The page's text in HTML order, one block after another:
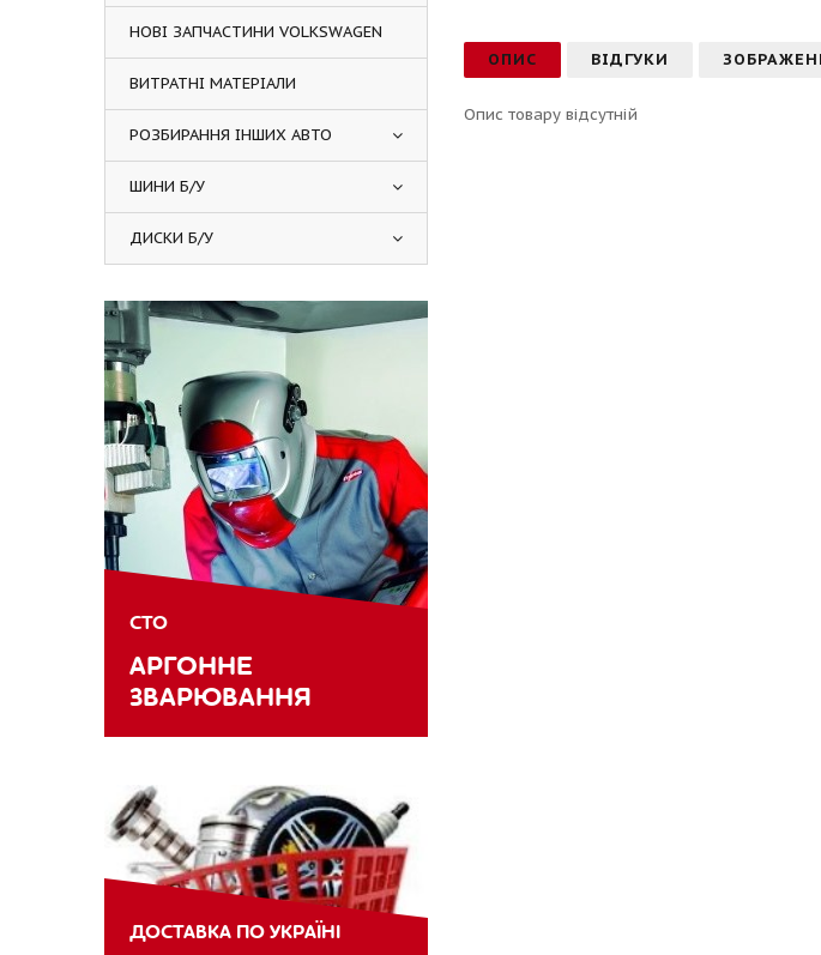
ОПИС ВІДГУКИ
Опис товару відсутній
НОВІ ЗАПЧАСТИНИ VOLKSWAGEN
ВИТРАТНІ МАТЕРІАЛИ
РОЗБИРАННЯ ІНШИХ АВТО
ШИНИ Б/У
ДИСКИ Б/У
СТО
АРГОННЕ
ЗВАРЮВАННЯ
ДОСТАВКА ПО УКРАЇНІ